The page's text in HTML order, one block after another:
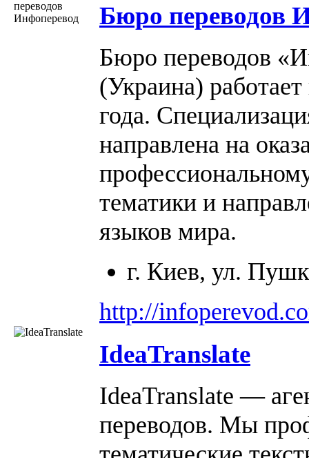
Бюро переводов
Бюро переводов
(Украина)
года.
направлена на
тематики и
языков мира.
г. Киев, ул.
http://
IdeaTranslate
IdeaTranslate —
переводов. Мы